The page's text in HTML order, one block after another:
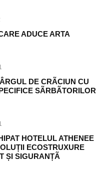
ADUCE ARTA
DE CRÃCIUN CU
SÃRBÃTORILOR
HOTELUL ATHENEE
ECOSTRUXURE
ȘI SIGURANȚÃ